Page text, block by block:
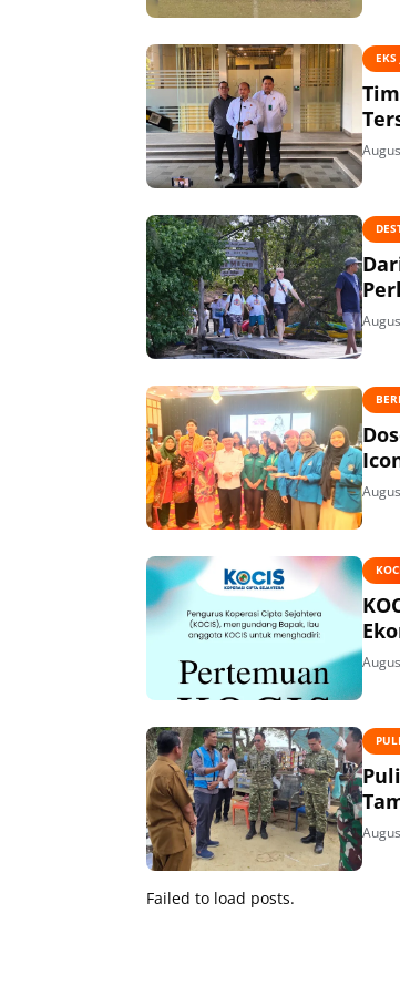
EKS
Tim
Failed to load posts.